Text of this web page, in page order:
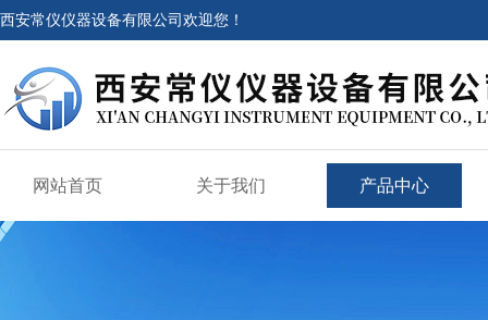
西安常仪仪器设备有限公司欢迎您！
网站首页 关于我们 产品中心